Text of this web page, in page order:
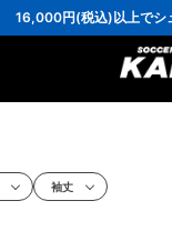
16,000円(税込)以上でシ
3,300円(税込)
袖丈